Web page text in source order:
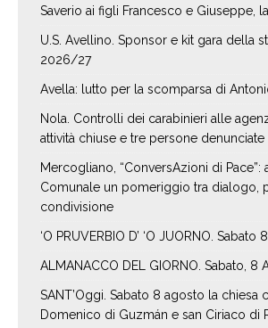
Saverio ai figli Francesco e Giuseppe,
U.S. Avellino. Sponsor e kit gara della
2026/27
Avella: lutto per la scomparsa di
Nola. Controlli dei carabinieri alle
attività chiuse e tre persone denunciate
Mercogliano, “ConversAzioni di Pace”:
Comunale un pomeriggio tra dialogo,
condivisione
‘O PRUVERBIO D’ ‘O JUORNO.
ALMANACCO DEL GIORNO. Sabato, 8
SANT’Oggi. Sabato 8 agosto la chiesa
Domenico di Guzmán e san Ciriaco di